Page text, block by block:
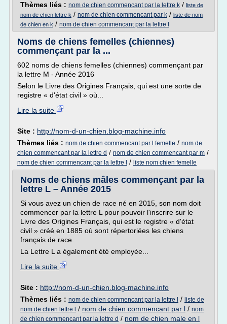
Thèmes liés : nom de chien commencant par la lettre k / liste de
nom de chien lettre k / nom de chien commencant par k / liste de nom
de chien en k / nom de chien commencant par la lettre l
Noms de chiens femelles (chiennes)
commençant par la ...
602 noms de chiens femelles (chiennes) commençant par
la lettre M - Année 2016
Selon le Livre des Origines Français, qui est une sorte de
registre « d'état civil » où...
Lire la suite
Site : http://nom-d-un-chien.blog-machine.info
Thèmes liés : nom de chien commencant par l femelle / nom de
chien commencant par la lettre d / nom de chien commencant par m /
nom de chien commencant par la lettre l / liste nom chien femelle
Noms de chiens mâles commençant par la
lettre L – Année 2015
Si vous avez un chien de race né en 2015, son nom doit
commencer par la lettre L pour pouvoir l'inscrire sur le
Livre des Origines Français, qui est le registre « d'état
civil » créé en 1885 où sont répertoriées les chiens
français de race.
La Lettre L a également été employée...
Lire la suite
Site : http://nom-d-un-chien.blog-machine.info
Thèmes liés : nom de chien commencant par la lettre l / liste de
nom de chien lettre l
/ nom de chien commencant par l / nom
de chien commencant par la lettre d / nom de chien male en l